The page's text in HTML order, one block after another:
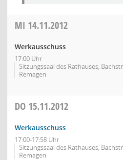
MI 14.11.2012
Werkausschuss
17:00 Uhr
Sitzungssaal des Rathauses,
Remagen
DO 15.11.2012
Werkausschuss
17:00-17:58 Uhr
Sitzungssaal des Rathauses,
Remagen